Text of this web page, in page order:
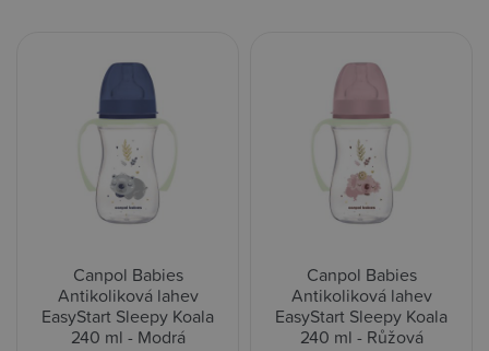
Canpol Babies
Antikoliková lahev
EasyStart Sleepy Koala
240 ml - Modrá
Canpol Babies
Antikoliková lahev
EasyStart Sleepy Koala
240 ml - Růžová